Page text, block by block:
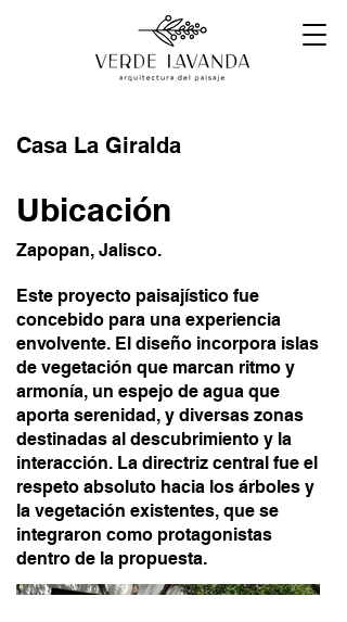
Casa La Giralda
Ubicación
Zapopan, Jalisco.
Este proyecto paisajístico fue
concebido para una experiencia
envolvente. El diseño incorpora islas
de vegetación que marcan ritmo y
armonía, un espejo de agua que
aporta serenidad, y diversas zonas
destinadas al descubrimiento y la
interacción. La directriz central fue el
respeto absoluto hacia los árboles y
la vegetación existentes, que se
integraron como protagonistas
dentro de la propuesta.